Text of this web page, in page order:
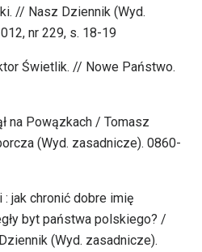
// Nasz Dziennik (Wyd.
nr 229, s. 18-19
Świetlik. // Nowe Państwo.
na Powązkach / Tomasz
(Wyd. zasadnicze). 0860-
jak chronić dobre imię
byt państwa polskiego? /
(Wyd. zasadnicze).